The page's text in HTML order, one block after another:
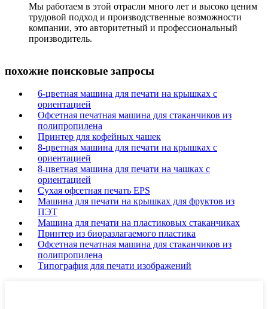
Мы работаем в этой отрасли много лет и высоко ценим
трудовой подход и производственные возможности
компании, это авторитетный и профессиональный
производитель.
похожие поисковые запросы
6-цветная машина для печати на крышках с
ориентацией
Офсетная печатная машина для стаканчиков из
полипропилена
Принтер для кофейных чашек
8-цветная машина для печати на крышках с
ориентацией
8-цветная машина для печати на чашках с
ориентацией
Сухая офсетная печать EPS
Машина для печати на крышках для фруктов из
ПЭТ
Машина для печати на пластиковых стаканчиках
Принтер из биоразлагаемого пластика
Офсетная печатная машина для стаканчиков из
полипропилена
Типография для печати изображений